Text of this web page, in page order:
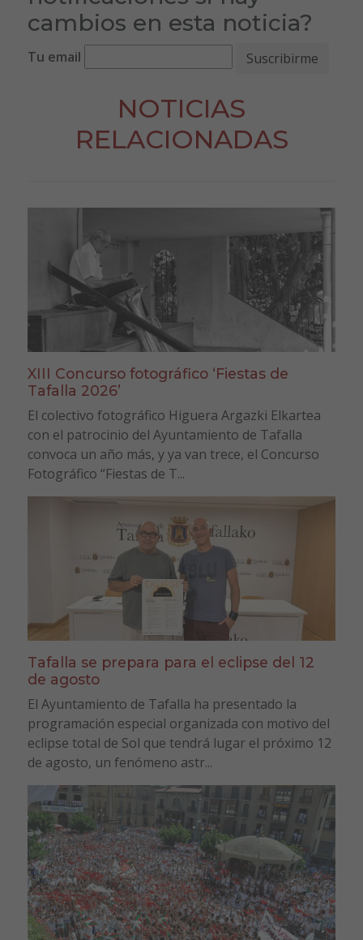
cambios en esta noticia?
Tu email
NOTICIAS
RELACIONADAS
XIII Concurso fotográfico ‘Fiestas de
Tafalla 2026’
El colectivo fotográfico Higuera Argazki Elkartea
con el patrocinio del Ayuntamiento de Tafalla
convoca un año más, y ya van trece, el Concurso
Fotográfico “Fiestas de T...
Tafalla se prepara para el eclipse del 12
de agosto
El Ayuntamiento de Tafalla ha presentado la
programación especial organizada con motivo del
eclipse total de Sol que tendrá lugar el próximo 12
de agosto, un fenómeno astr...